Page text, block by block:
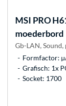
MSI PRO
moederbord
Gb-LAN, Sound,
Formfactor:
Grafisch: 1x
Socket: 1700